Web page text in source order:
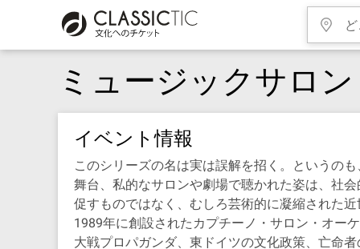
ミュージックサロン
イベント情報
このシリーズの名は実は誤解を招く。というの
舞台、私的なサロンや劇場で聴かれた姿は、社
促すものではなく、むしろ芸術的に凝縮された
1989年に創設されたカプチーノ・サロン・オー
大戦プロパガンダ、東ドイツの文化政策、亡命